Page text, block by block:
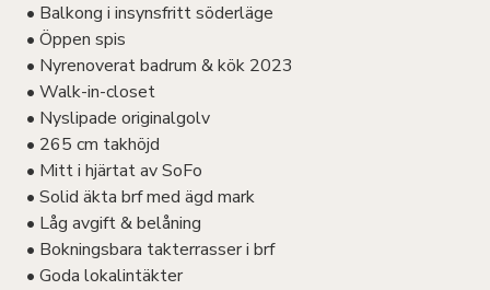
• Balkong i insynsfritt söderläge
• Öppen spis
• Nyrenoverat badrum & kök 2023
• Walk-in-closet
• Nyslipade originalgolv
• 265 cm takhöjd
• Mitt i hjärtat av SoFo
• Solid äkta brf med ägd mark
• Låg avgift & belåning
• Bokningsbara takterrasser i brf
• Goda lokalintäkter